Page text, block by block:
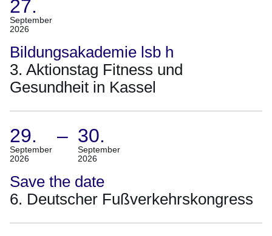
27.
September
2026
(Termin:
27.
September
Bildungsakademie lsb h
3. Aktionstag Fitness und
Gesundheit in Kassel
29.
September
2026
– 30.
September
2026
(Termin:
29.
September
Bis
Save the date
6. Deutscher Fußverkehrskongress